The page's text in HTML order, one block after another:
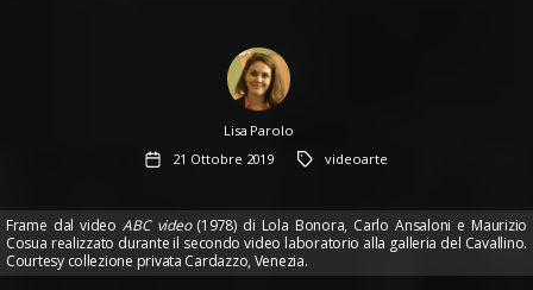
Author
Lisa Parolo
Data
dell'articolo
21 Ottobre 2019 Tag videoarte
Frame dal videoABC video(1978) di Lola Bonora, Carlo Ansaloni e Maurizio
Cosua realizzato durante il secondo video laboratorio alla galleria del Cavallino.
Courtesy collezione privata Cardazzo, Venezia.